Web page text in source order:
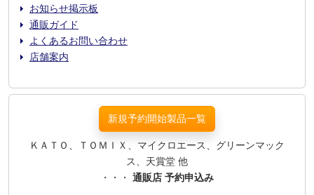
お知らせ掲示板
通販ガイド
よくあるお問い合わせ
店舗案内
新規予約開始製品一覧
ＫＡＴＯ、ＴＯＭＩＸ、マイクロエース、グリーンマック
ス、天賞堂 他
・・・ 通販店 予約申込み